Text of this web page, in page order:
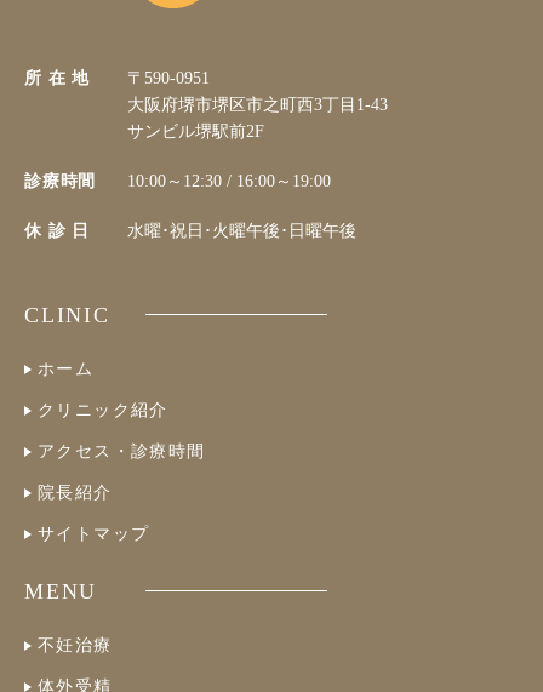
所 在 地
〒590-0951
大阪府堺市堺区市之町西3丁目1-43
サンビル堺駅前2F
診療時間 10:00～12:30 / 16:00～19:00
休 診 日 水曜･祝日･火曜午後･日曜午後
CLINIC
ホーム
クリニック紹介
アクセス・診療時間
院長紹介
サイトマップ
MENU
不妊治療
体外受精